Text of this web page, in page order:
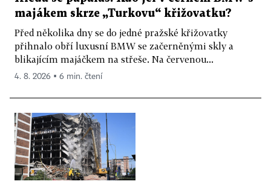
majákem skrze „Turkovu“ křižovatku?
Před několika dny se do jedné pražské křižovatky
přihnalo obří luxusní BMW se začerněnými skly a
blikajícím majáčkem na střeše. Na červenou...
4. 8. 2026 ▪ 6 min. čtení